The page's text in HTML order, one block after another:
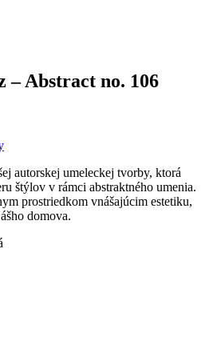
– Abstract no. 106
autorskej umeleckej tvorby, ktorá
štýlov v rámci abstraktného umenia.
prostriedkom vnášajúcim estetiku,
domova.